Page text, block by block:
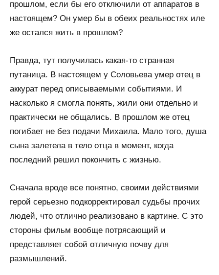
прошлом, если бы его отключили от аппаратов в
настоящем? Он умер бы в обеих реальностях иле
же остался жить в прошлом?
Правда, тут получилась какая-то странная
путаница. В настоящем у Соловьева умер отец в
аккурат перед описываемыми событиями. И
насколько я смогла понять, жили они отдельно и
практически не общались. В прошлом же отец
погибает не без подачи Михаила. Мало того, душа
сына залетела в тело отца в момент, когда
последний решил покончить с жизнью.
Сначала вроде все понятно, своими действиями
герой серьезно подкорректировал судьбы прочих
людей, что отлично реализовано в картине. С это
стороны фильм вообще потрясающий и
представляет собой отличную почву для
размышлений.